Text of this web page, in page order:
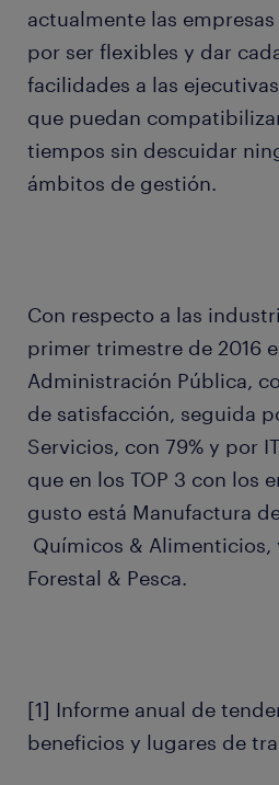
actualmente las
por ser flexibles y dar
facilidades a las
que puedan
tiempos sin descuidar
ámbitos de gestión.
Con respecto a las
primer trimestre de 2016
Administración Pública,
de satisfacción, seguida
Servicios, con 79% y por
que en los TOP 3 con los
gusto está Manufactura
Químicos & Alimenticios,
Forestal & Pesca.
[1] Informe anual de
beneficios y lugares de